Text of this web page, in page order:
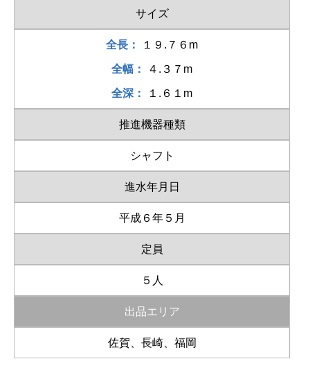
サイズ
全長： １９.７６m
全幅： ４.３７m
全深： １.６１m
推進機器種類
シャフト
進水年月日
平成６年５月
定員
５人
出品エリア
佐賀、長崎、福岡